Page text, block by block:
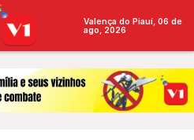
Valença do Piauí, 06 de
ago, 2026